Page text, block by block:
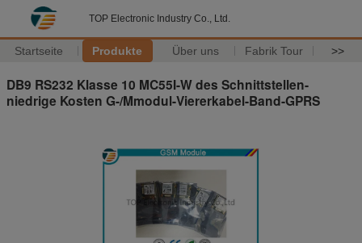
TOP Electronic Industry Co., Ltd.
Startseite Produkte Über uns Fabrik Tour >>
DB9 RS232 Klasse 10 MC55I-W des Schnittstellen-
niedrige Kosten G-/Mmodul-Viererkabel-Band-GPRS